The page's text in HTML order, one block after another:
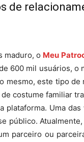
de
maduro, o Meu
600 mil usuários,
mesmo, este tipo
costume familiar
plataforma. Uma
público.
parceiro ou